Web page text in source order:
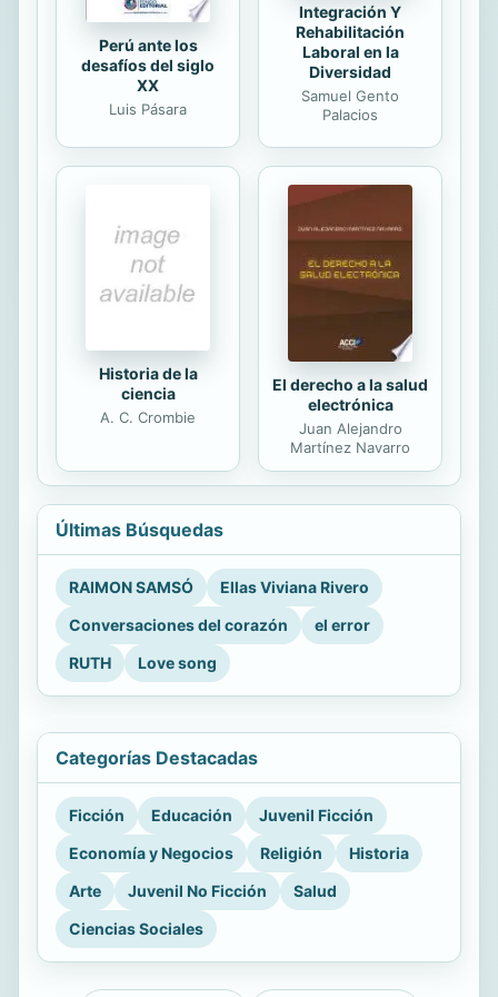
Perú ante los
desafíos del siglo
XX
Luis Pásara
Integración Y
Rehabilitación
Laboral en la
Diversidad
Samuel Gento
Palacios
Historia de la
ciencia
A. C. Crombie
El derecho a la salud
electrónica
Juan Alejandro
Martínez Navarro
Últimas Búsquedas
RAIMON SAMSÓ
Ellas Viviana Rivero
Conversaciones del corazón
el error
RUTH
Love song
Categorías Destacadas
Ficción Educación
Juvenil Ficción
Economía y Negocios
Religión
Historia
Arte
Juvenil No Ficción
Salud
Ciencias Sociales